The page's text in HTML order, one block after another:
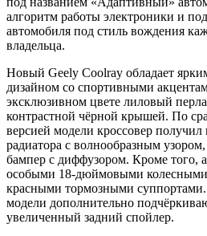
алгоритм работы электроники и
автомобиля под стиль вождения
владельца.
Новый Geely Coolray обладает
дизайном со спортивными
эксклюзивном цвете лиловый
контрастной чёрной крышей. По
версией модели кроссовер
радиатора с волнообразным
бампер с диффузором. Кроме того,
особыми 18-дюймовыми колесными
красными тормозными
модели дополнительно
увеличенный задний спойлер.